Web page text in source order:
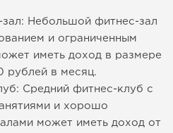
Небольшой фитнес-зал
и ограниченным
иметь доход в размере
в месяц.
Средний фитнес-клуб с
и хорошо
может иметь доход от